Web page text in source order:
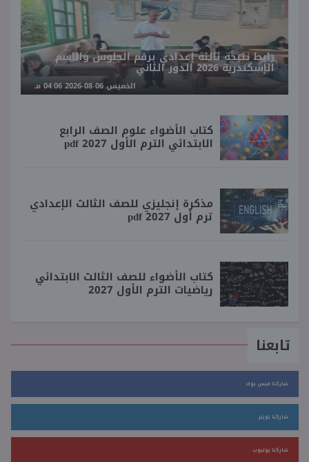
رابط نتيجة ثالثة إعدادي برقم الجلوس والاسم
الإسكندرية 2026 الدور الثاني
الخميس 06-08-2026 04:06 مـ
كتاب الأضواء علوم الصف الرابع
الابتدائي الترم الأول 2027 pdf
مذكرة إنجليزي للصف الثالث الإعدادي
ترم أول 2027 pdf
كتاب الأضواء للصف الثالث الابتدائي
رياضيات الترم الأول 2027
تابعنا
شاركنا فيس بوك
شاركنا تويتر
شاركنا يوتيوب